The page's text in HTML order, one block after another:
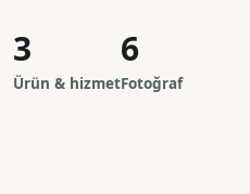
3
Ürün & hizmet
6
Fotoğraf